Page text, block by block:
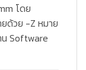
โดย
ด้วย -Z หมาย
Software